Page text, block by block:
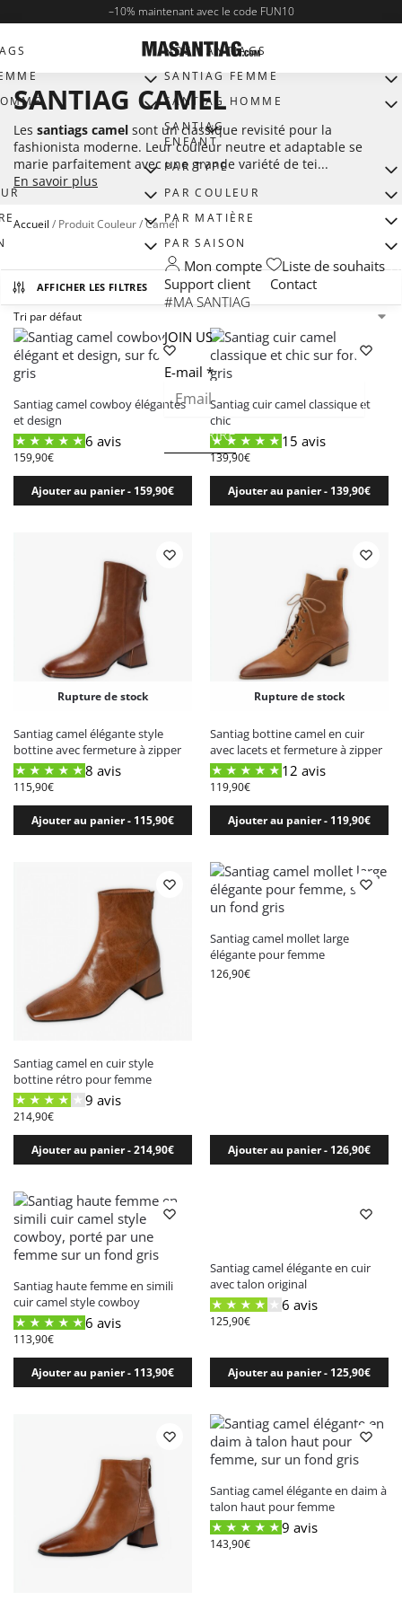
–10% maintenant avec le code FUN10
NOS SANTIAGS
SANTIAG FEMME​
SANTIAG HOMME​
SANTIAG
ENFANT​
PAR TYPE
PAR COULEUR
PAR MATIÈRE
PAR SAISON
Mon compte
Liste de souhaits
Support client
Contact
#MA SANTIAG
JOIN US
E-mail *
S'INSCRIRE
SANTIAG CAMEL
Les santiags camel sont un classique revisité pour la
fashionista moderne. Leur couleur neutre et adaptable se
marie parfaitement avec une grande variété de tei...
En savoir plus
Accueil / Produit Couleur/Camel
AFFICHER LES FILTRES
Santiag camel cowboy élégantes
et design
6 avis
159,90€
Ajouter au panier - 159,90€
Santiag cuir camel classique et
chic
15 avis
139,90€
Ajouter au panier - 139,90€
Rupture de stock
Santiag camel élégante style
bottine avec fermeture à zipper
8 avis
115,90€
Ajouter au panier - 115,90€
Rupture de stock
Santiag bottine camel en cuir
avec lacets et fermeture à zipper
12 avis
119,90€
Ajouter au panier - 119,90€
Santiag camel en cuir style
bottine rétro pour femme
9 avis
214,90€
Ajouter au panier - 214,90€
Santiag camel mollet large
élégante pour femme
126,90€
Ajouter au panier - 126,90€
Santiag haute femme en simili
cuir camel style cowboy
6 avis
113,90€
Ajouter au panier - 113,90€
Santiag camel élégante en cuir
avec talon original
6 avis
125,90€
Ajouter au panier - 125,90€
Santiag camel élégante en daim à
talon haut pour femme
9 avis
143,90€